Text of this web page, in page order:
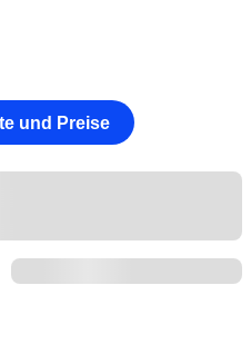
und Preise